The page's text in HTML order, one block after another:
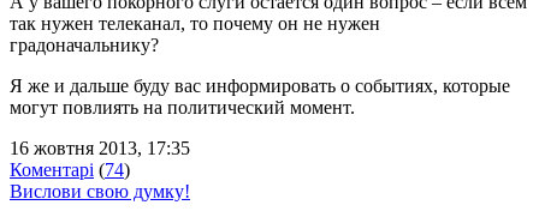
так нужен телеканал, то почему он не нужен
градоначальнику?
Я же и дальше буду вас информировать о событиях, которые
могут повлиять на политический момент.
16 жовтня 2013, 17:35
Коментарі (74)
Вислови свою думку!